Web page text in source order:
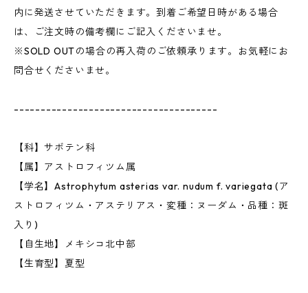
内に発送させていただきます。到着ご希望日時がある場合
は、ご注文時の備考欄にご記入くださいませ。
※SOLD OUTの場合の再入荷のご依頼承ります。お気軽にお
問合せくださいませ。
--------------------------------------
【科】サボテン科
【属】アストロフィツム属
【学名】Astrophytum asterias var. nudum f. variegata (ア
ストロフィツム・アステリアス・変種：ヌーダム・品種：斑
入り)
【自生地】メキシコ北中部
【生育型】夏型